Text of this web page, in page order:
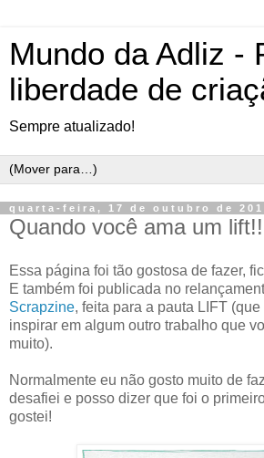
Mundo da Adliz -
liberdade de
Sempre atualizado!
quarta-feira, 17 de outubro de
Quando você ama um
Essa página foi tão gostosa de fazer,
E também foi publicada no
Scrapzine, feita para a pauta LIFT
inspirar em algum outro trabalho que
muito).
Normalmente eu não gosto muito de
desafiei e posso dizer que foi o
gostei!